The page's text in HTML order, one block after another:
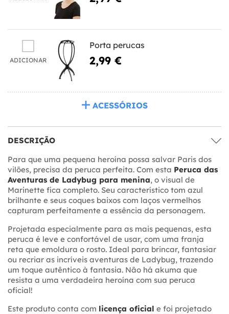
ADICIONAR
Porta perucas
2,99 €
ACESSÓRIOS
DESCRIÇÃO
Para que uma pequena heroína possa salvar Paris dos
vilões, precisa da peruca perfeita. Com esta Peruca das
Aventuras de Ladybug para menina, o visual de
Marinette fica completo. Seu característico tom azul
brilhante e seus coques baixos com laços vermelhos
capturam perfeitamente a essência da personagem.
Projetada especialmente para as mais pequenas, esta
peruca é leve e confortável de usar, com uma franja
reta que emoldura o rosto. Ideal para brincar, fantasiar
ou recriar as incríveis aventuras de Ladybug, trazendo
um toque autêntico à fantasia. Não há akuma que
resista a uma verdadeira heroína com sua peruca
oficial!
Este produto conta com licença oficial e foi projetado